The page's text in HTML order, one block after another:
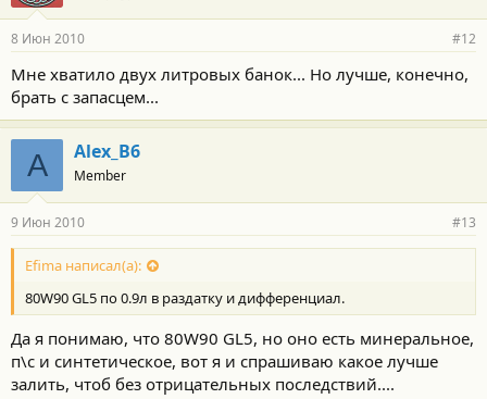
8 Июн 2010 #12
Мне хватило двух литровых банок... Но лучше, конечно,
брать с запасцем...
A Alex_B6
Member
9 Июн 2010 #13
Efima написал(а):
80W90 GL5 по 0.9л в раздатку и дифференциал.
Да я понимаю, что 80W90 GL5, но оно есть минеральное,
п\с и синтетическое, вот я и спрашиваю какое лучше
залить, чтоб без отрицательных последствий....